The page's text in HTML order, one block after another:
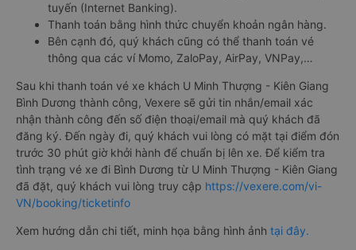
tuyến (Internet Banking).
Thanh toán bằng hình thức chuyển khoản ngân hàng.
Bên cạnh đó, quý khách cũng có thể thanh toán vé
thông qua các ví Momo, ZaloPay, AirPay, VNPay,…
Sau khi thanh toán vé xe khách U Minh Thượng - Kiên Giang
Bình Dương thành công, Vexere sẽ gửi tin nhắn/email xác
nhận thành công đến số điện thoại/email mà quý khách đã
đăng ký. Đến ngày đi, quý khách vui lòng có mặt tại điểm đón
trước 30 phút giờ khởi hành để chuẩn bị lên xe. Để kiểm tra
tình trạng vé xe đi Bình Dương từ U Minh Thượng - Kiên Giang
đã đặt, quý khách vui lòng truy cập https://vexere.com/vi-
VN/booking/ticketinfo
Xem hướng dẫn chi tiết, minh họa bằng hình ảnh tại đây.